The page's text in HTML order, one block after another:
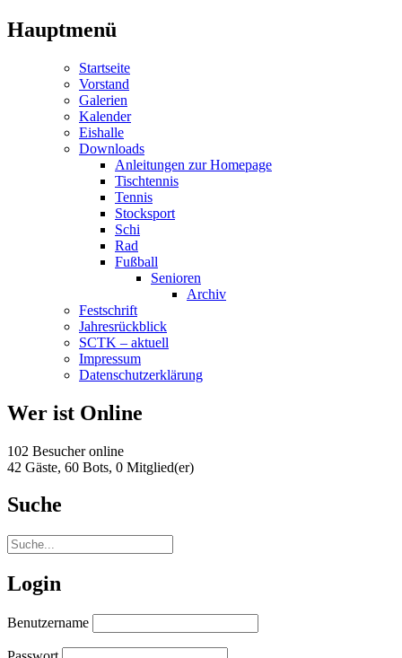
Hauptmenü
Startseite
Vorstand
Galerien
Kalender
Eishalle
Downloads
Anleitungen zur Homepage
Tischtennis
Tennis
Stocksport
Schi
Rad
Fußball
Senioren
Archiv
Festschrift
Jahresrückblick
SCTK – aktuell
Impressum
Datenschutzerklärung
Wer ist Online
102 Besucher online
42 Gäste, 60 Bots, 0 Mitglied(er)
Suche
Login
Benutzername